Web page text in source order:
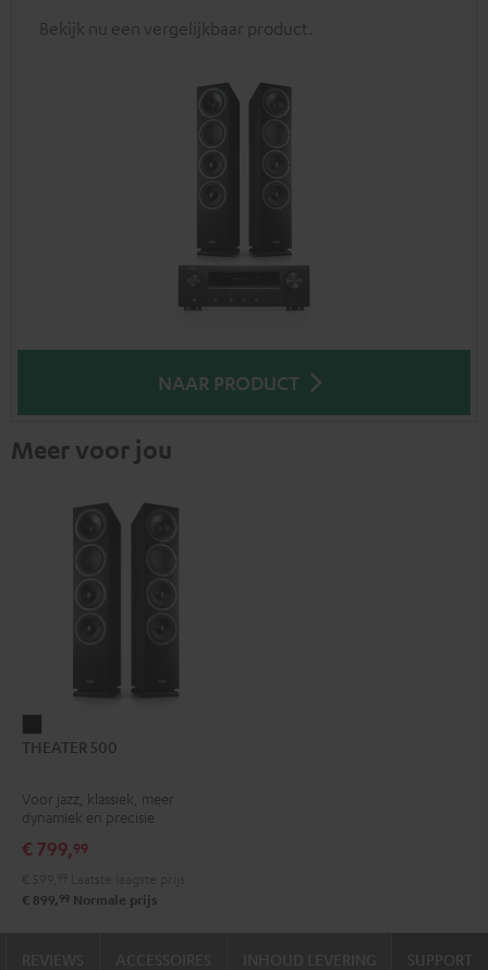
Bekijk nu een vergelijkbaar product.
NAAR PRODUCT
Meer voor jou
500
THEATER 500
Voor jazz, klassiek, meer
dynamiek en precisie
€ 799,99
€ 899, 99 Normale prijs
SUPPORT